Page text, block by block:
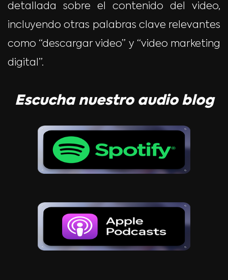
detallada sobre el contenido del video,
incluyendo otras palabras clave relevantes
como “descargar video” y “video marketing
digital”.
Escucha nuestro audio blog